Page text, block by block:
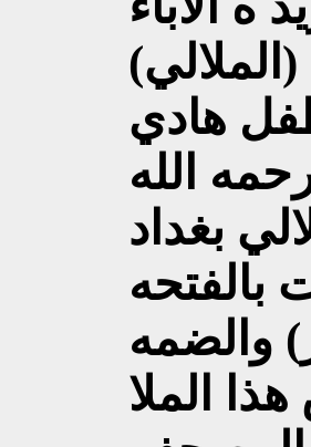
هادي
الله
بغداد
بالفتحه
والضمه
الملا